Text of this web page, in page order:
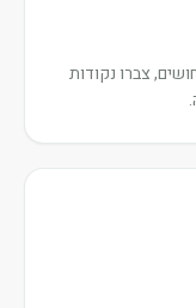
צברו נקודות